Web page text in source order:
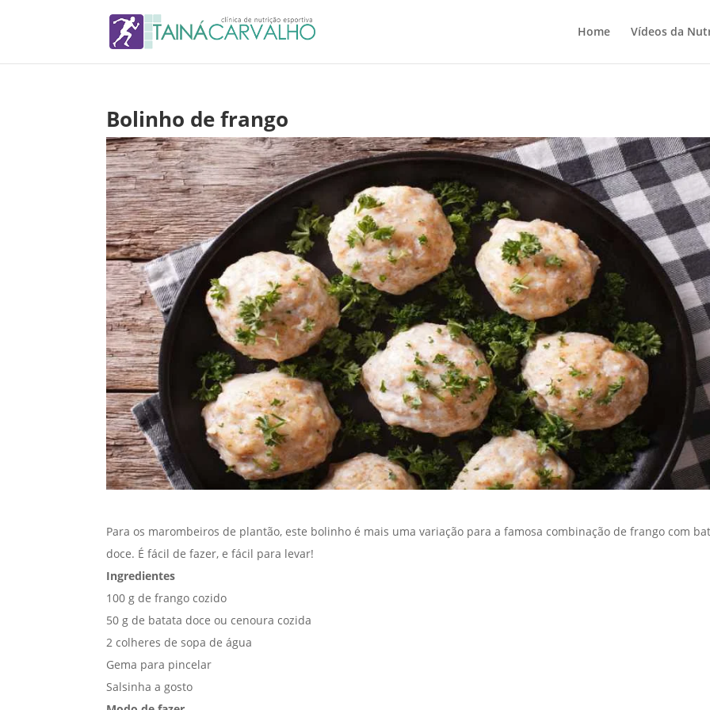
Home Vídeos da
Bolinho de frango
Para os marombeiros de plantão, este bolinho é mais uma variação para a famosa combinação de frango com
doce. É fácil de fazer, e fácil para levar!
Ingredientes
100 g de frango cozido
50 g de batata doce ou cenoura cozida
2 colheres de sopa de água
Gema para pincelar
Salsinha a gosto